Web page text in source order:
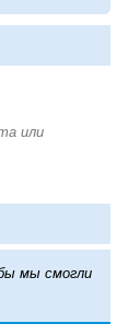
мы смогли